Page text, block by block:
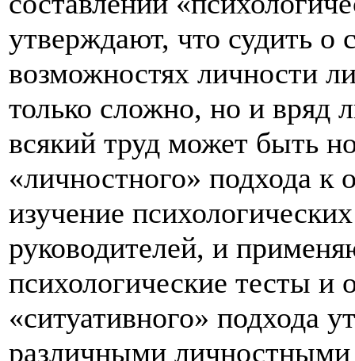
утверждают, что судить о
возможностях личности
только сложно, но и вряд
всякий труд может быть
«личностного» подхода к
изучение
руководителей, и
психологические тесты и
«ситуативного» подхода
различными личностными